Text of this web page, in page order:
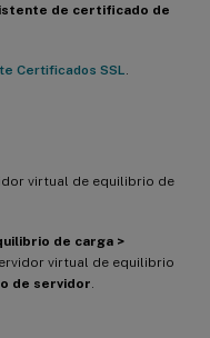
de certificado de
Certificados SSL
virtual de equilibrio de
de carga >
virtual de equilibrio
de servidor